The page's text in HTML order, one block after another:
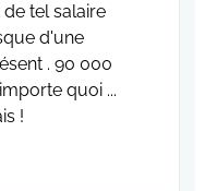
tel salaire
d'une
. 90 000
quoi ...
!